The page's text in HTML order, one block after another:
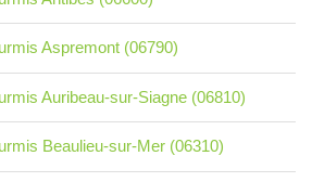
Aspremont (06790)
Auribeau-sur-Siagne (06810)
Beaulieu-sur-Mer (06310)